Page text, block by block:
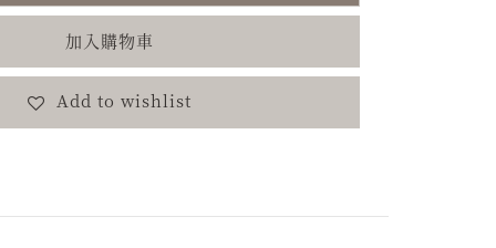
加入購物車
Add to wishlist